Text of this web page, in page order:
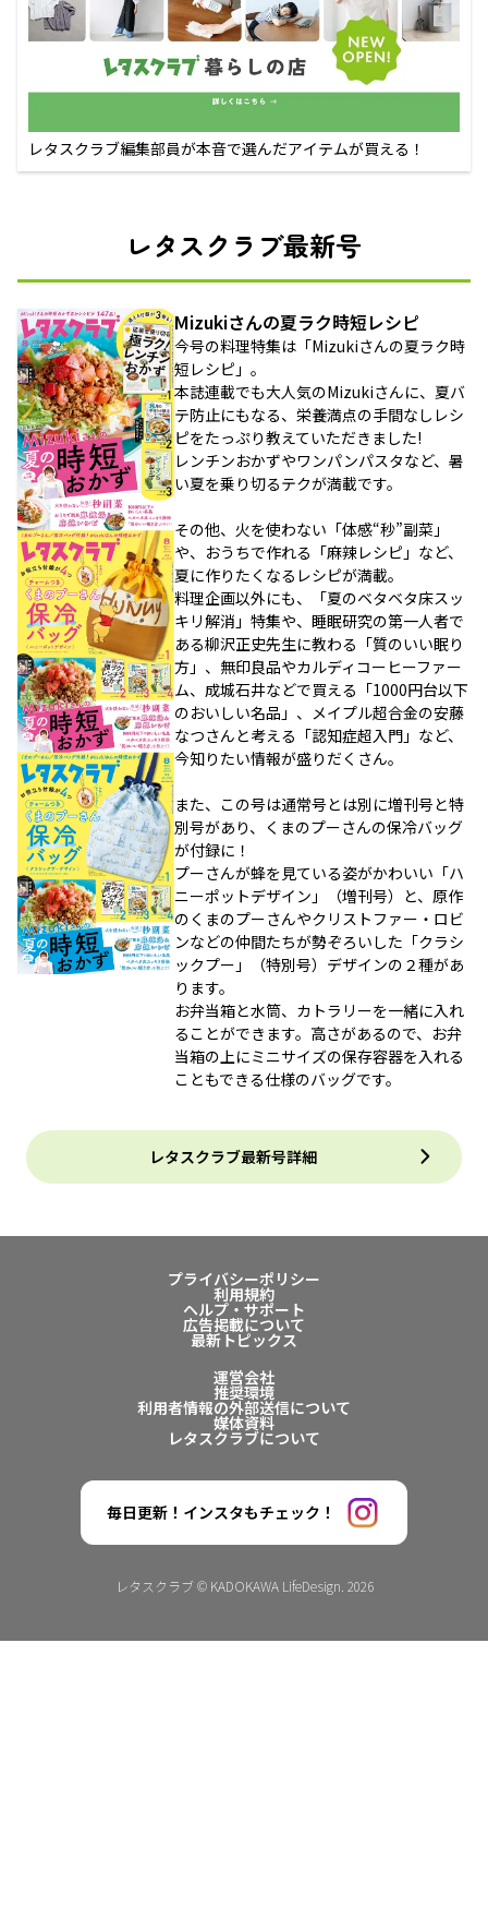
レタスクラブ編集部員が本音で選んだアイテムが買える！
レタスクラブ最新号
Mizukiさんの夏ラク時短レシピ
今号の料理特集は「Mizukiさんの夏ラク時
短レシピ」。
本誌連載でも大人気のMizukiさんに、夏バ
テ防止にもなる、栄養満点の手間なしレシ
ピをたっぷり教えていただきました!
レンチンおかずやワンパンパスタなど、暑
い夏を乗り切るテクが満載です。
その他、火を使わない「体感“秒”副菜」
や、おうちで作れる「麻辣レシピ」など、
夏に作りたくなるレシピが満載。
料理企画以外にも、「夏のベタベタ床スッ
キリ解消」特集や、睡眠研究の第一人者で
ある柳沢正史先生に教わる「質のいい眠り
方」、無印良品やカルディコーヒーファー
ム、成城石井などで買える「1000円台以下
のおいしい名品」、メイプル超合金の安藤
なつさんと考える「認知症超入門」など、
今知りたい情報が盛りだくさん。
また、この号は通常号とは別に増刊号と特
別号があり、くまのプーさんの保冷バッグ
が付録に！
プーさんが蜂を見ている姿がかわいい「ハ
ニーポットデザイン」（増刊号）と、原作
のくまのプーさんやクリストファー・ロビ
ンなどの仲間たちが勢ぞろいした「クラシ
ックプー」（特別号）デザインの２種があ
ります。
お弁当箱と水筒、カトラリーを一緒に入れ
ることができます。高さがあるので、お弁
当箱の上にミニサイズの保存容器を入れる
こともできる仕様のバッグです。
レタスクラブ最新号詳細
プライバシーポリシー
利用規約
ヘルプ・サポート
広告掲載について
最新トピックス
運営会社
推奨環境
利用者情報の外部送信について
媒体資料
レタスクラブについて
毎日更新！インスタもチェック！
レタスクラブ © KADOKAWA LifeDesign. 2026